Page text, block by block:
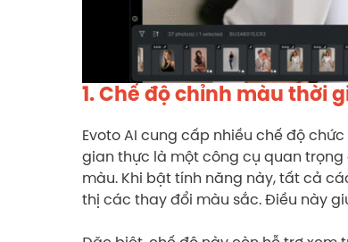
1. Chế độ chỉnh màu thời
Evoto AI cung cấp nhiều chế độ
gian thực là một công cụ quan
màu. Khi bật tính năng này, tất cả
thị các thay đổi màu sắc. Điều này